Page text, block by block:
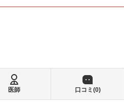
医師 口コミ(0)